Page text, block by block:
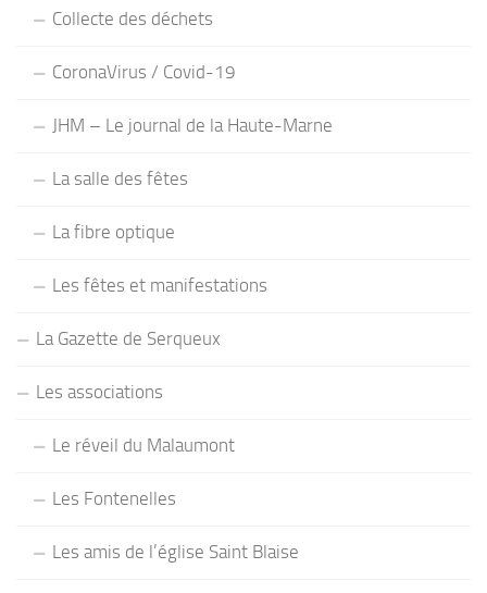
Collecte des déchets
CoronaVirus / Covid-19
JHM – Le journal de la Haute-Marne
La salle des fêtes
La fibre optique
Les fêtes et manifestations
La Gazette de Serqueux
Les associations
Le réveil du Malaumont
Les Fontenelles
Les amis de l’église Saint Blaise